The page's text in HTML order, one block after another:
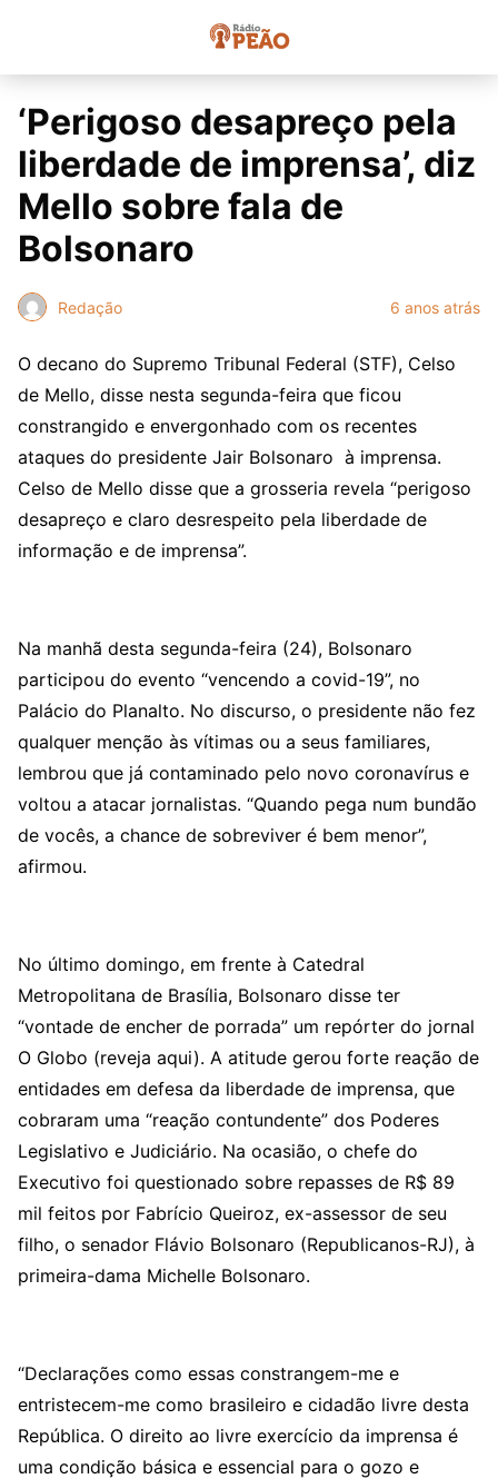
‘Perigoso desapreço pela
liberdade de imprensa’, diz
Mello sobre fala de
Bolsonaro
Redação 6 anos atrás
O decano do Supremo Tribunal Federal (STF), Celso
de Mello, disse nesta segunda-feira que ficou
constrangido e envergonhado com os recentes
ataques do presidente Jair Bolsonaro à imprensa.
Celso de Mello disse que a grosseria revela “perigoso
desapreço e claro desrespeito pela liberdade de
informação e de imprensa”.
Na manhã desta segunda-feira (24), Bolsonaro
participou do evento “vencendo a covid-19”, no
Palácio do Planalto. No discurso, o presidente não fez
qualquer menção às vítimas ou a seus familiares,
lembrou que já contaminado pelo novo coronavírus e
voltou a atacar jornalistas. “Quando pega num bundão
de vocês, a chance de sobreviver é bem menor”,
afirmou.
No último domingo, em frente à Catedral
Metropolitana de Brasília, Bolsonaro disse ter
“vontade de encher de porrada” um repórter do jornal
O Globo (reveja aqui). A atitude gerou forte reação de
entidades em defesa da liberdade de imprensa, que
cobraram uma “reação contundente” dos Poderes
Legislativo e Judiciário. Na ocasião, o chefe do
Executivo foi questionado sobre repasses de R$ 89
mil feitos por Fabrício Queiroz, ex-assessor de seu
filho, o senador Flávio Bolsonaro (Republicanos-RJ), à
primeira-dama Michelle Bolsonaro.
“Declarações como essas constrangem-me e
entristecem-me como brasileiro e cidadão livre desta
República. O direito ao livre exercício da imprensa é
uma condição básica e essencial para o gozo e